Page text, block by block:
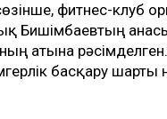
фитнес-клуб
Бишімбаевтың
атына рәсімделген.
басқару шарты